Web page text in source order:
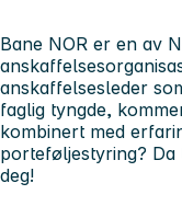
Bane NOR er en av
anskaffelsesleder
faglig tyngde,
kombinert med
porteføljestyring?
deg!